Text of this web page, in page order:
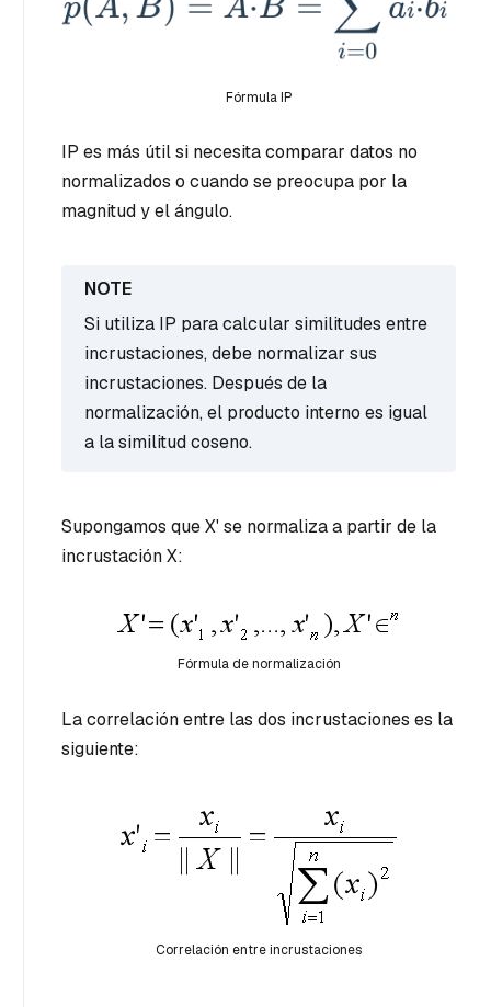
Fórmula IP
IP es más útil si necesita comparar datos no
normalizados o cuando se preocupa por la
magnitud y el ángulo.
Si utiliza IP para calcular similitudes entre
incrustaciones, debe normalizar sus
incrustaciones. Después de la
normalización, el producto interno es igual
a la similitud coseno.
Supongamos que X' se normaliza a partir de la
incrustación X:
Fórmula de normalización
La correlación entre las dos incrustaciones es la
siguiente:
Correlación entre incrustaciones